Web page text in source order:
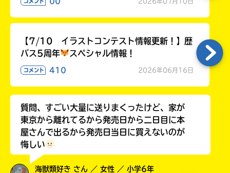
【7/10 イラストコンテスト情報更新！】歴
バス5周年
スペシャル情報！
コメント 410 2026年06月16日
質問、すごい大量に送りまくったけど、家が
東京から離れてるから発売日から二日目に本
屋さんで出るから発売日当日に買えないのが
悔しい
海獣類好き さん ／ 女性 ／ 小学6年